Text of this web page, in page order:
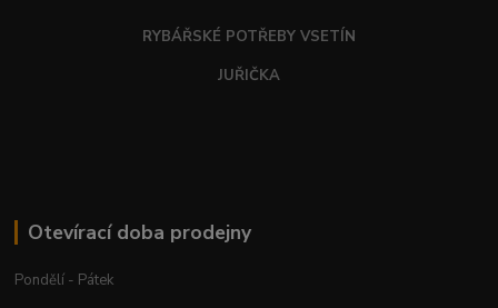
RYBÁŘSKÉ POTŘEBY VSETÍN
JUŘIČKA
Otevírací doba prodejny
Pondělí - Pátek